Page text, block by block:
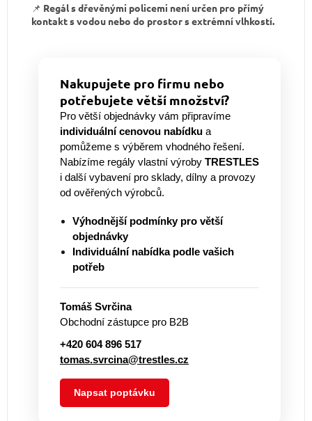
📌 Regál s dřevěnými policemi není určen pro přímý
kontakt s vodou nebo do prostor s extrémní vlhkostí.
Nakupujete pro firmu nebo
potřebujete větší množství?
Pro větší objednávky vám připravíme
individuální cenovou nabídku a
pomůžeme s výběrem vhodného řešení.
Nabízíme regály vlastní výroby TRESTLES
i další vybavení pro sklady, dílny a provozy
od ověřených výrobců.
Výhodnější podmínky pro větší
objednávky
Individuální nabídka podle vašich
potřeb
Tomáš Svrčina
Obchodní zástupce pro B2B
+420 604 896 517
tomas.svrcina@trestles.cz
Napsat poptávku